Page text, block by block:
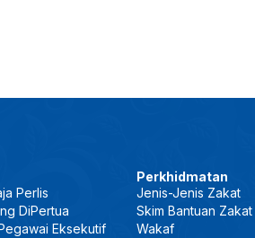
Perlis
DiPertua
Eksekutif
Perkhidmatan
Jenis-Jenis Zakat
Skim Bantuan Zakat
Wakaf